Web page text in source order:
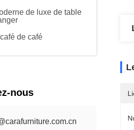
de luxe de table
de café
nous